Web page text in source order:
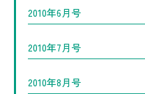
2010年6月号
2010年7月号
2010年8月号